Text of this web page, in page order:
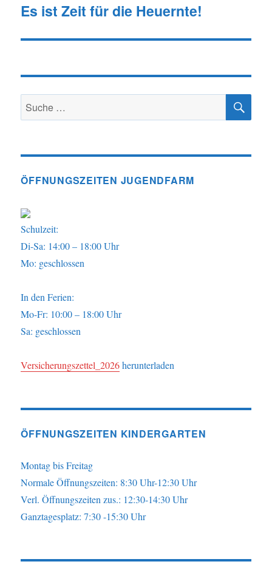
Nächster
Es ist Zeit für die Heuernte!
Suche
nach:
ÖFFNUNGSZEITEN JUGENDFARM
Schulzeit:
Di-Sa: 14:00 – 18:00 Uhr
Mo: geschlossen
In den Ferien:
Mo-Fr: 10:00 – 18:00 Uhr
Sa: geschlossen
Versicherungszettel_2026herunterladen
ÖFFNUNGSZEITEN KINDERGARTEN
Montag bis Freitag
Normale Öffnungszeiten: 8:30 Uhr-12:30 Uhr
Verl. Öffnungszeiten zus.: 12:30-14:30 Uhr
Ganztagesplatz: 7:30 -15:30 Uhr